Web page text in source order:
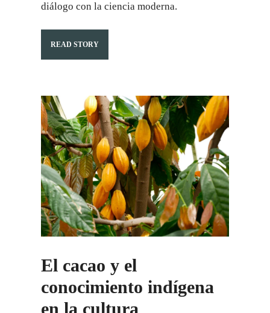
diálogo con la ciencia moderna.
READ STORY
El cacao y el
conocimiento indígena
en la cultura